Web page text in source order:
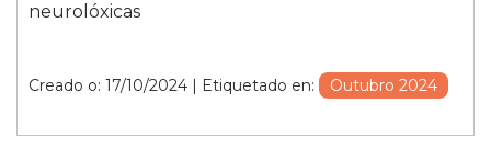
neurolóxicas
Creado o: 17/10/2024 | Etiquetado en: Outubro 2024